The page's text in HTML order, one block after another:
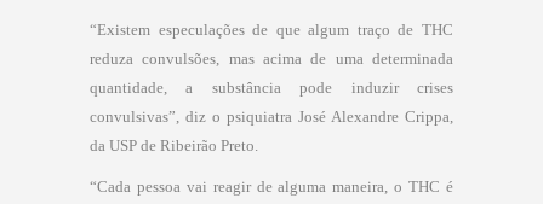
“Existem especulações de que algum traço de THC
reduza convulsões, mas acima de uma determinada
quantidade, a substância pode induzir crises
convulsivas”, diz o psiquiatra José Alexandre Crippa,
da USP de Ribeirão Preto.
“Cada pessoa vai reagir de alguma maneira, o THC é